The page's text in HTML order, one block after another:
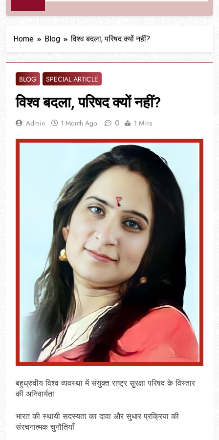
Home Blog विश्व बदला, परिषद क्यों नहीं?
BLOG SPECIAL ARTICLE
विश्व बदला, परिषद क्यों नहीं?
Admin 1 Month Ago 0 1 Mins
बहुध्रुवीय विश्व व्यवस्था में संयुक्त राष्ट्र सुरक्षा परिषद के विस्तार
की अनिवार्यता
भारत की स्थायी सदस्यता का दावा और सुधार प्रक्रिया की
संरचनात्मक चुनौतियाँ